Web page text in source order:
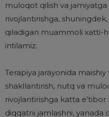
muloqot qilish va jamiyatga
rivojlantirishga,
qiladigan muammoli xatti-
intilamiz.
Terapiya jarayonida maishiy
shakllantirish, nutq va
rivojlantirishga katta
diqqatni jamlashni, yanada